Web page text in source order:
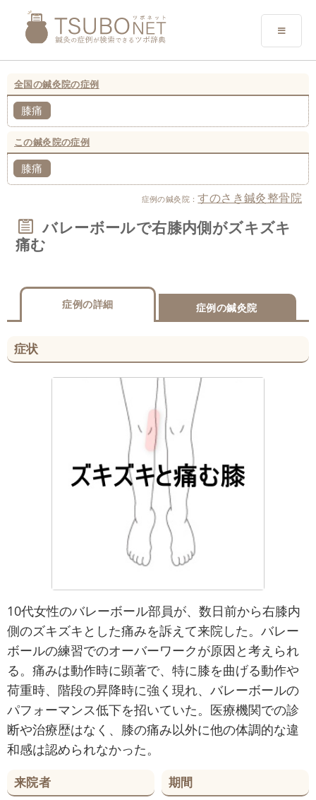
全国の鍼灸院の症例
膝痛
この鍼灸院の症例
膝痛
症例の鍼灸院：すのさき鍼灸整骨院
バレーボールで右膝内側がズキズキ
痛む
症例の詳細 症例の鍼灸院
症状
10代女性のバレーボール部員が、数日前から右膝内
側のズキズキとした痛みを訴えて来院した。バレー
ボールの練習でのオーバーワークが原因と考えられ
る。痛みは動作時に顕著で、特に膝を曲げる動作や
荷重時、階段の昇降時に強く現れ、バレーボールの
パフォーマンス低下を招いていた。医療機関での診
断や治療歴はなく、膝の痛み以外に他の体調的な違
和感は認められなかった。
来院者 期間